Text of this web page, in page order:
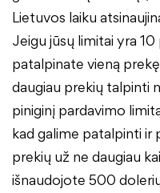
Lietuvos laiku
Jeigu jūsų limitai yra
patalpinate vieną
daugiau prekių talpinti
piniginį pardavimo
kad galime patalpinti ir
prekių už ne daugiau
išnaudojote 500